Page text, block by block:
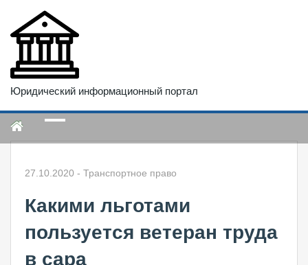
Юридический информационный портал
27.10.2020 - Транспортное право
Какими льготами
пользуется ветеран труда
в сара